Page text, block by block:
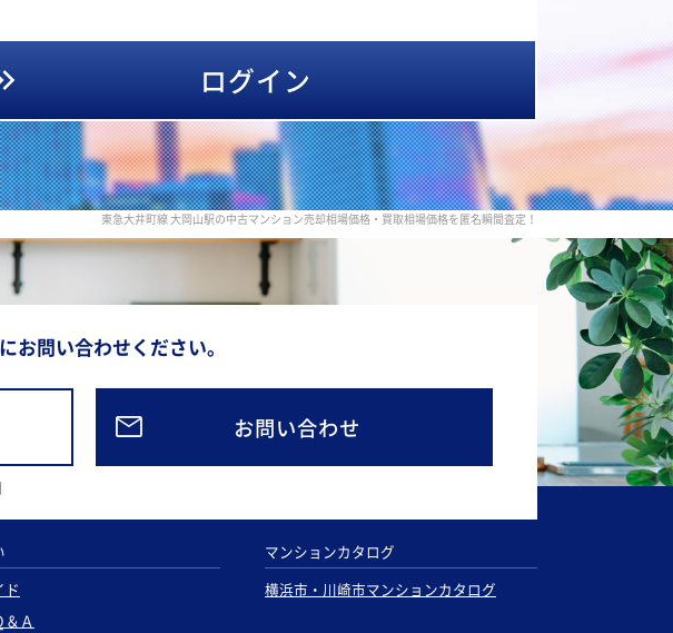
ログイン
東急大井町線 大岡山駅の中古マンション売却相場価格・買取相場価格を匿名瞬間査定！
お問い合わせください。
お問い合わせ
ド
Ａ
マンションカタログ
横浜市・川崎市マンションカタログ